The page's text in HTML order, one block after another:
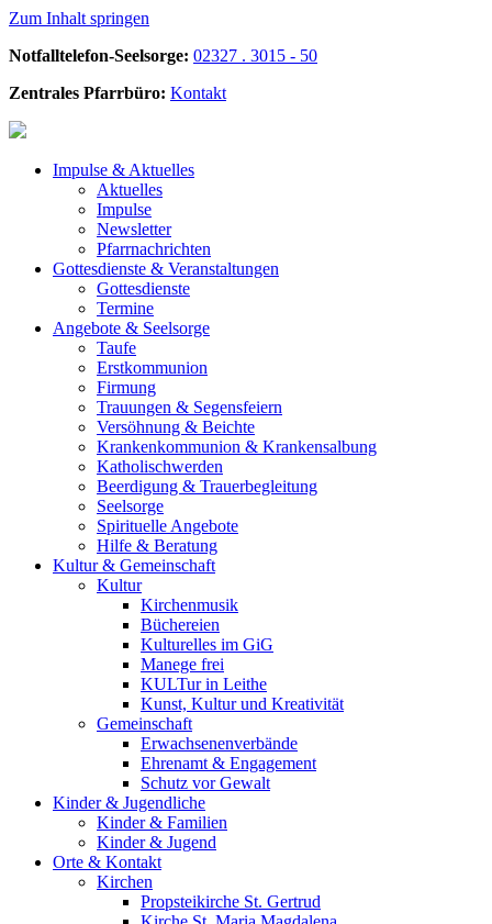
Zum Inhalt springen
Notfalltelefon-Seelsorge: 02327 . 3015 - 50
Zentrales Pfarrbüro: Kontakt
Impulse & Aktuelles
Aktuelles
Impulse
Newsletter
Pfarrnachrichten
Gottesdienste & Veranstaltungen
Gottesdienste
Termine
Angebote & Seelsorge
Taufe
Erstkommunion
Firmung
Trauungen & Segensfeiern
Versöhnung & Beichte
Krankenkommunion & Krankensalbung
Katholischwerden
Beerdigung & Trauerbegleitung
Seelsorge
Spirituelle Angebote
Hilfe & Beratung
Kultur & Gemeinschaft
Kultur
Kirchenmusik
Büchereien
Kulturelles im GiG
Manege frei
KULTur in Leithe
Kunst, Kultur und Kreativität
Gemeinschaft
Erwachsenenverbände
Ehrenamt & Engagement
Schutz vor Gewalt
Kinder & Jugendliche
Kinder & Familien
Kinder & Jugend
Orte & Kontakt
Kirchen
Propsteikirche St. Gertrud